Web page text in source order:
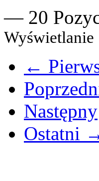
— 20
Wyświetlanie
←
Następny
Ostatni